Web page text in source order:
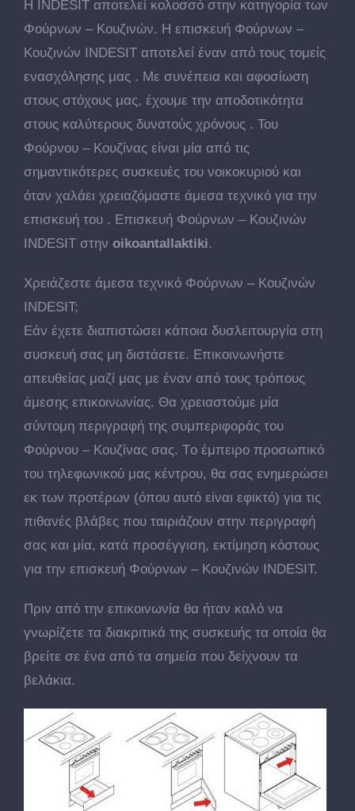
Η INDESIT αποτελεί κολοσσό στην κατηγορία των
Φούρνων – Κουζινών. Η επισκευή Φούρνων –
Κουζινών INDESIT αποτελεί έναν από τους τομείς
ενασχόλησης μας . Με συνέπεια και αφοσίωση
στους στόχους μας, έχουμε την αποδοτικότητα
στους καλύτερους δυνατούς χρόνους . Του
Φούρνου – Κουζίνας είναι μία από τις
σημαντικότερες συσκευές του νοικοκυριού και
όταν χαλάει χρειαζόμαστε άμεσα τεχνικό για την
επισκευή του . Επισκευή Φούρνων – Κουζινών
INDESIT στην oikoantallaktiki.
Χρειάζεστε άμεσα τεχνικό Φούρνων – Κουζινών
INDESIT;
Εάν έχετε διαπιστώσει κάποια δυσλειτουργία στη
συσκευή σας μη διστάσετε. Επικοινωνήστε
απευθείας μαζί μας με έναν από τους τρόπους
άμεσης επικοινωνίας. Θα χρειαστούμε μία
σύντομη περιγραφή της συμπεριφοράς του
Φούρνου – Κουζίνας σας. Tο έμπειρο προσωπικό
του τηλεφωνικού μας κέντρου, θα σας ενημερώσει
εκ των προτέρων (όπου αυτό είναι εφικτό) για τις
πιθανές βλάβες που ταιριάζουν στην περιγραφή
σας και μία, κατά προσέγγιση, εκτίμηση κόστους
για την επισκευή Φούρνων – Κουζινών INDESIT.
Πριν από την επικοινωνία θα ήταν καλό να
γνωρίζετε τα διακριτικά της συσκευής τα οποία θα
βρείτε σε ένα από τα σημεία που δείχνουν τα
βελάκια.